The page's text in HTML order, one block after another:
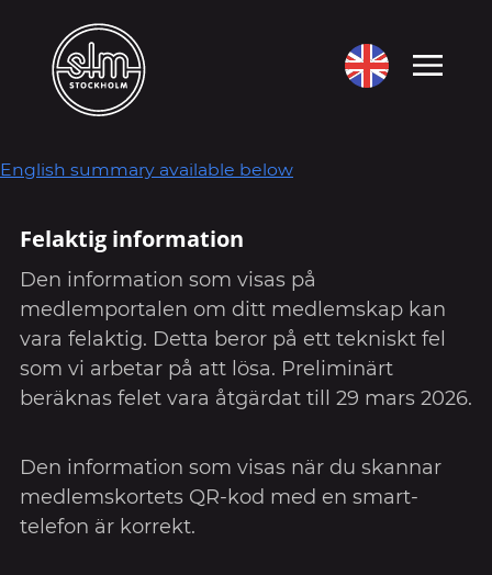
English summary available below
Felaktig information
Den information som visas på
medlemportalen om ditt medlemskap kan
vara felaktig. Detta beror på ett tekniskt fel
som vi arbetar på att lösa. Preliminärt
beräknas felet vara åtgärdat till 29 mars 2026.
Den information som visas när du skannar
medlemskortets QR-kod med en smart-
telefon är korrekt.